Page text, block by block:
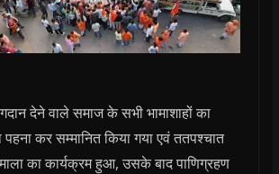
देने वाले समाज के सभी भामाशाहों का
पहना कर सम्मानित किया गया एवं ततपश्चात
का कार्यक्रम हुआ, उसके बाद पाणिग्रहण